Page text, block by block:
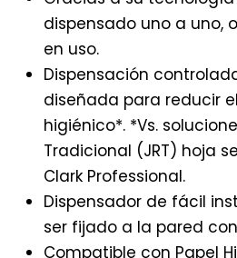
dispensado uno a uno,
en uso.
Dispensación
diseñada para reducir
higiénico*. *Vs.
Tradicional (JRT) hoja
Clark Professional.
Dispensador de fácil
ser fijado a la pared
Compatible con Papel